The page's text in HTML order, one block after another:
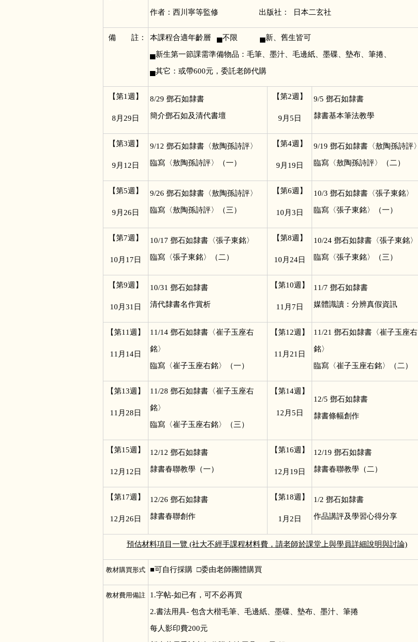
作者：西川寧等監修 出版社： 日本二玄社
備 註： 本課程合適年齡層 ▄不限 ▄新、舊生皆可
▄新生第一節課需準備物品：毛筆、墨汁、毛邊紙、墨碟、墊布、筆捲、
▄其它：或帶600元，委託老師代購
【第1週】
8 月29日
8/29 鄧石如隸書
簡介鄧石如及清代書壇
【第2週】
9 月5日
9/5 鄧石如隸書
隸書基本筆法教學
【第3週】
9 月12日
9/12 鄧石如隸書〈敖陶孫詩評〉
臨寫〈敖陶孫詩評〉（一）
【第4週】
9 月19日
9/19 鄧石如隸書〈敖陶孫詩評〉
臨寫〈敖陶孫詩評〉（二）
【第5週】
9 月26日
9/26 鄧石如隸書〈敖陶孫詩評〉
臨寫〈敖陶孫詩評〉（三）
【第6週】
10 月3日
10/3 鄧石如隸書〈張子東銘〉
臨寫〈張子東銘〉（一）
【第7週】
10 月17日
10/17 鄧石如隸書〈張子東銘〉
臨寫〈張子東銘〉（二）
【第8週】
10 月24日
10/24 鄧石如隸書〈張子東銘〉
臨寫〈張子東銘〉（三）
【第9週】
10 月31日
10/31 鄧石如隸書
清代隸書名作賞析
【第10週】
11 月7日
11/7 鄧石如隸書
媒體識讀：分辨真假資訊
【第11週】
11 月14日
11/14 鄧石如隸書〈崔子玉座右
銘〉
臨寫〈崔子玉座右銘〉（一）
【第12週】
11 月21日
11/21 鄧石如隸書〈崔子玉座右
銘〉
臨寫〈崔子玉座右銘〉（二）
【第13週】
11 月28日
11/28 鄧石如隸書〈崔子玉座右
銘〉
臨寫〈崔子玉座右銘〉（三）
【第14週】
12 月5日
12/5 鄧石如隸書
隸書條幅創作
【第15週】
12 月12日
12/12 鄧石如隸書
隸書春聯教學（一）
【第16週】
12 月19日
12/19 鄧石如隸書
隸書春聯教學（二）
【第17週】
12 月26日
12/26 鄧石如隸書
隸書春聯創作
【第18週】
1 月2日
1/2 鄧石如隸書
作品講評及學習心得分享
預估材料項目一覽 (社大不經手課程材料費，請老師於課堂上與學員詳細說明與討論)
教材購買形式 ■可自行採購 □委由老師團體購買
教材費用備註 1.字帖-如已有，可不必再買
2.書法用具- 包含大楷毛筆、毛邊紙、墨碟、墊布、墨汁、筆捲
每人影印費200元